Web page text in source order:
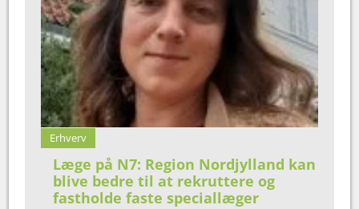
Erhverv
Læge på N7: Region Nordjylland kan
blive bedre til at rekruttere og
fastholde faste speciallæger